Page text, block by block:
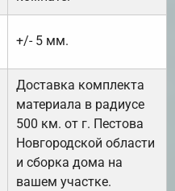
+/- 5 мм.
Доставка комплекта
материала в радиусе
500 км. от г. Пестова
Новгородской области
и сборка дома на
вашем участке.